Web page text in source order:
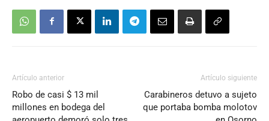
Artículo anterior
Robo de casi $ 13 mil
millones en bodega del
Artículo siguiente
Carabineros detuvo a sujeto
que portaba bomba molotov